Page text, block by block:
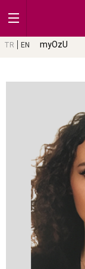
TR EN myOzU